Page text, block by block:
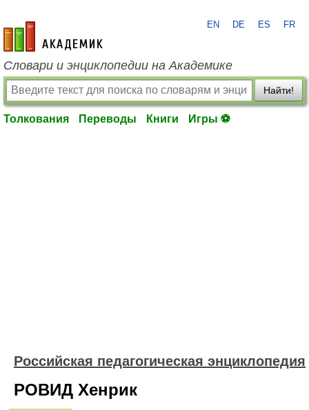
academic.ru
EN DE ES FR
Словари и энциклопедии на Академике
Найти!
Толкования Переводы Книги Игры ⚽
Российская педагогическая энциклопедия
РОВИД Хенрик